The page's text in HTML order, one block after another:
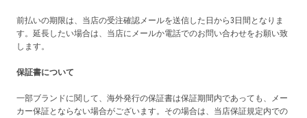
前払いの期限は、当店の受注確認メールを送信した日から3日間となりま
す。延長したい場合は、当店にメールか電話でのお問い合わせをお願い致
します。
保証書について
一部ブランドに関して、海外発行の保証書は保証期間内であっても、メー
カー保証とならない場合がございます。その場合は、当店保証規定内での